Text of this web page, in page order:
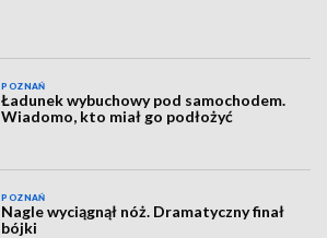
POZNAŃ
Ładunek wybuchowy pod samochodem.
Wiadomo, kto miał go podłożyć
POZNAŃ
Nagle wyciągnął nóż. Dramatyczny finał
bójki